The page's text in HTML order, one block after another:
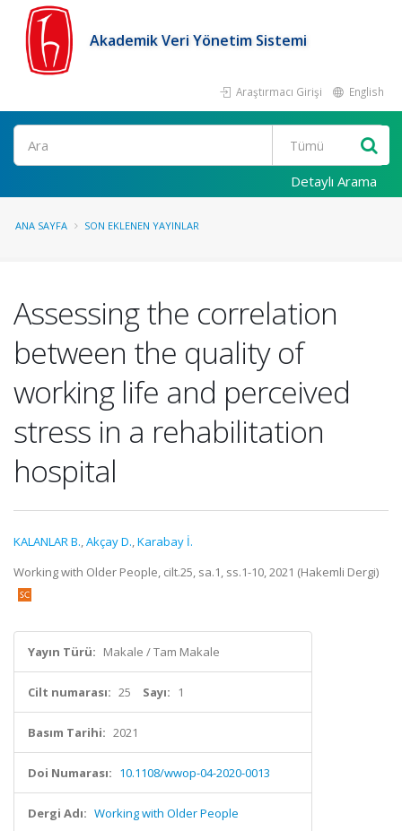
Akademik Veri Yönetim Sistemi
Araştırmacı Girişi English
Ara
Detaylı Arama
ANA SAYFA SON EKLENEN YAYINLAR
Assessing the correlation
between the quality of
working life and perceived
stress in a rehabilitation
hospital
KALANLAR B.,Akçay D.,Karabay İ.
Working with Older People, cilt.25, sa.1, ss.1-10, 2021 (Hakemli Dergi)
Yayın Türü: Makale / Tam Makale
Cilt numarası: 25 Sayı: 1
Basım Tarihi: 2021
Doi Numarası: 10.1108/wwop-04-2020-0013
Dergi Adı: Working with Older People